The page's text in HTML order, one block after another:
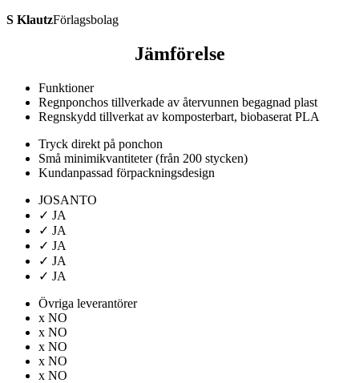
S KlautzFörlagsbolag
Jämförelse
Funktioner
Regnponchos tillverkade av återvunnen begagnad plast
Regnskydd tillverkat av komposterbart, biobaserat PLA
Tryck direkt på ponchon
Små minimikvantiteter (från 200 stycken)
Kundanpassad förpackningsdesign
JOSANTO
✓ JA
✓ JA
✓ JA
✓ JA
✓ JA
Övriga leverantörer
x NO
x NO
x NO
x NO
x NO